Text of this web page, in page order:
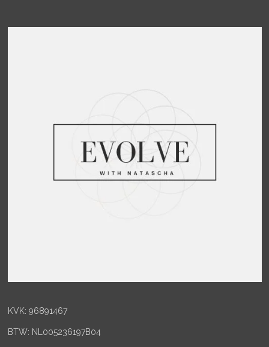
KVK: 96891467
BTW: NL005236197B04